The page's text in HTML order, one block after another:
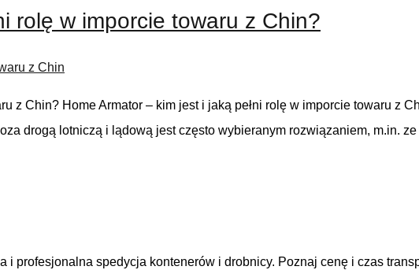
rolę w imporcie towaru z Chin?
z Chin? Home Armator – kim jest i jaką pełni rolę w imporcie towaru z
drogą lotniczą i lądową jest często wybieranym rozwiązaniem, m.in.
i profesjonalna spedycja kontenerów i drobnicy. Poznaj cenę i czas